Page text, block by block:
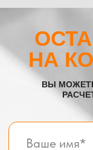
Все